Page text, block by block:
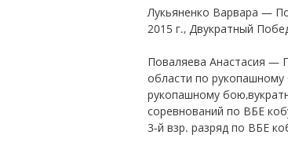
Лукьяненко Варвара —
2015 г., Двукратный
Поваляева Анастасия —
области по
рукопашному
соревнований по ВБЕ
3-й взр. разряд по ВБЕ